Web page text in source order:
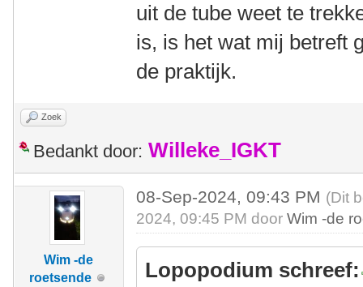
uit de tube weet te
is, is het wat mij betreft
de praktijk.
Zoek
Bedankt door: Willeke_IGKT
Wim -de
roetsende
08-Sep-2024, 09:43 PM (Dit
2024, 09:45 PM doorWim -de
Lopopodium schreef: